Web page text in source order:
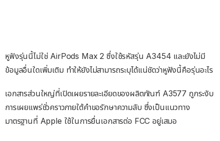
หูฟังรุ่นนี้ไม่ใช่ AirPods Max 2 ซึ่งใช้รหัสรุ่น A3454 และยังไม่มี
ข้อมูลอื่นใดเพิ่มเติม ทำให้ยังไม่สามารถระบุได้แน่ชัดว่าหูฟังนี้คือรุ่นอะไร
เอกสารส่วนใหญ่ที่เปิดเผยรายละเอียดของผลิตภัณฑ์ A3577 ถูกระงับ
การเผยแพร่ชั่วคราวภายใต้คำขอรักษาความลับ ซึ่งเป็นแนวทาง
มาตรฐานที่ Apple ใช้ในการยื่นเอกสารต่อ FCC อยู่เสมอ